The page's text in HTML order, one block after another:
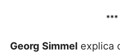
***
Georg Simmel explica